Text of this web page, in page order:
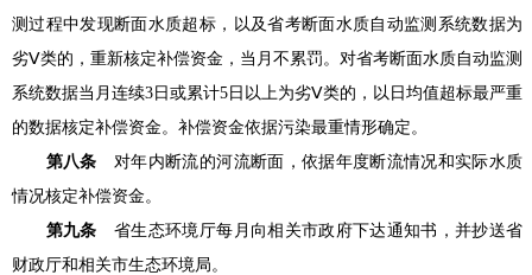
测过程中发现断面水质超标，以及省考断面水质自动监测系统数据为
劣Ⅴ类的，重新核定补偿资金，当月不累罚。对省考断面水质自动监测
系统数据当月连续3日或累计5日以上为劣Ⅴ类的，以日均值超标最严重
的数据核定补偿资金。补偿资金依据污染最重情形确定。
第八条 对年内断流的河流断面，依据年度断流情况和实际水质
情况核定补偿资金。
第九条 省生态环境厅每月向相关市政府下达通知书，并抄送省
财政厅和相关市生态环境局。